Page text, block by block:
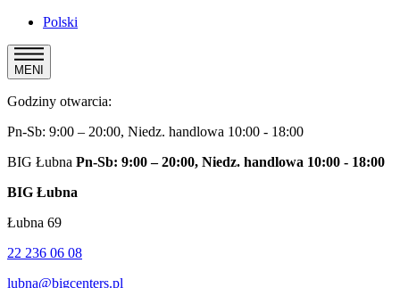
Polski
MENI
Godziny otwarcia:
Pn-Sb: 9:00 – 20:00, Niedz. handlowa 10:00 - 18:00
BIG Łubna Pn-Sb: 9:00 – 20:00, Niedz. handlowa 10:00 - 18:00
BIG Łubna
Łubna 69
22 236 06 08
lubna@bigcenters.pl